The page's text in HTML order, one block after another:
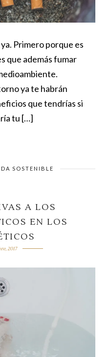
Primero porque es
que además fumar
ya te habrán
que tendrías si
tu […]
SOSTENIBLE
A LOS
EN LOS
2017